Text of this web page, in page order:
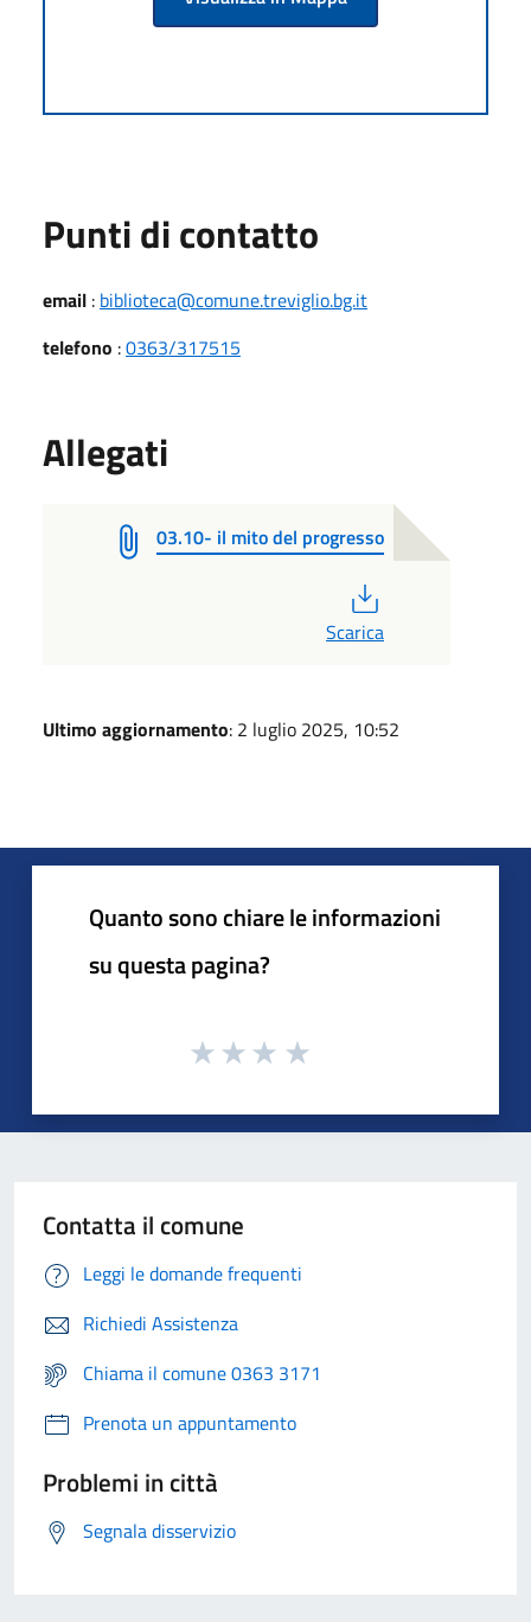
Punti di contatto
email : biblioteca@comune.treviglio.bg.it
telefono :0363/317515
Allegati
03.10- il mito del progresso
Scarica
Ultimo aggiornamento: 2 luglio 2025, 10:52
Quanto sono chiare le informazioni
su questa pagina?
Contatta il comune
Leggi le domande frequenti
Richiedi Assistenza
Chiama il comune 0363 3171
Prenota un appuntamento
Problemi in città
Segnala disservizio